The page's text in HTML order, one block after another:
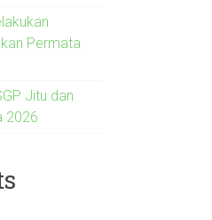
Permata
Jitu dan
2026